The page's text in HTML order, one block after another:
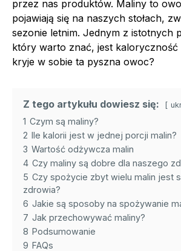
przez nas produktów. Maliny to
pojawiają się na naszych stołach,
sezonie letnim. Jednym z istotnych
który warto znać, jest kaloryczność
kryje w sobie ta pyszna owoc?
Z tego artykułu dowiesz się:
1 Czym są maliny?
2 Ile kalorii jest w jednej porcji malin?
3 Wartość odżywcza malin
4 Czy maliny są dobre dla naszego
5 Czy spożycie zbyt wielu malin jest
zdrowia?
6 Jakie są sposoby na spożywanie
7 Jak przechowywać maliny?
8 Podsumowanie
9 FAQs